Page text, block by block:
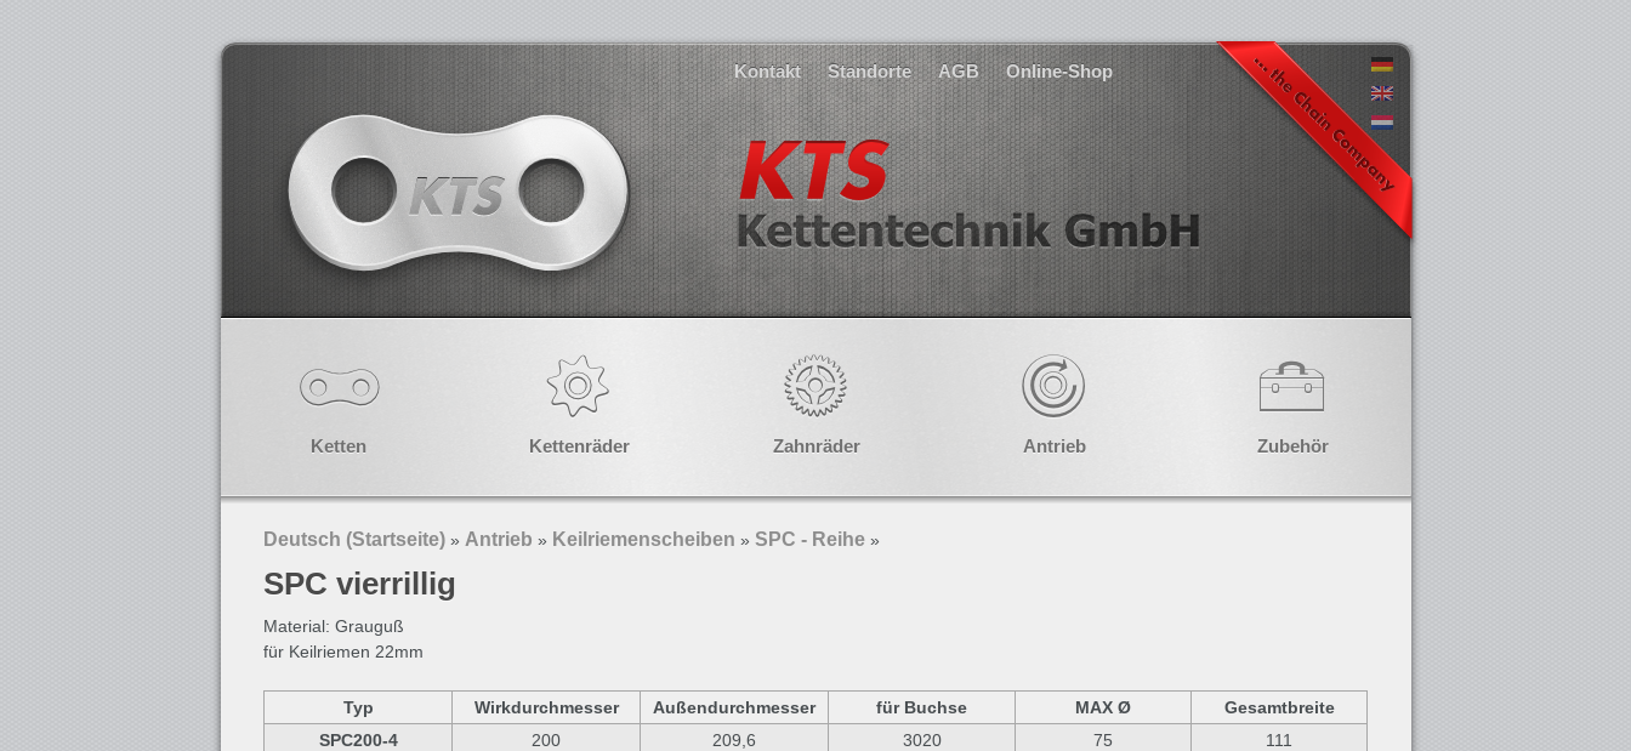
Kontakt Standorte AGB Online-Shop
Ketten Kettenräder Zahnräder Antrieb Zubehör
Deutsch (Startseite) » Antrieb » Keilriemenscheiben » SPC - Reihe »
SPC vierrillig
Material: Grauguß
für Keilriemen 22mm
Typ Wirkdurchmesser Außendurchmesser für Buchse MAX Ø
Gesamtbreite
SPC200-4
200 209,6 3020 75
111